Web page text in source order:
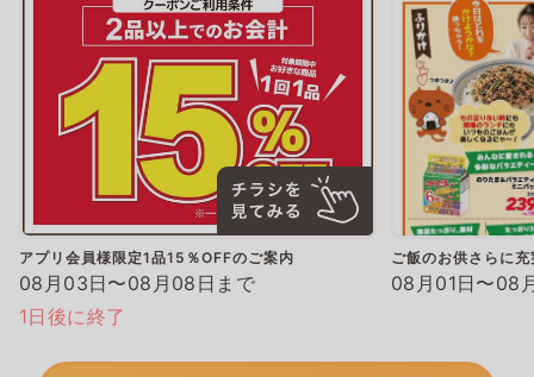
アプリ会員様限定1品15％OFFのご案内
08月03日〜08月08日まで
1日後に終了
ご飯のお供さらに
08月01日〜08